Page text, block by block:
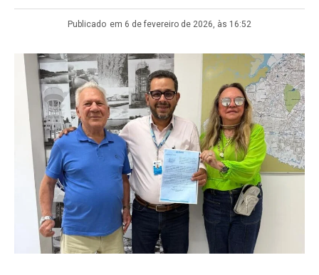
Publicado em 6 de fevereiro de 2026, às 16:52